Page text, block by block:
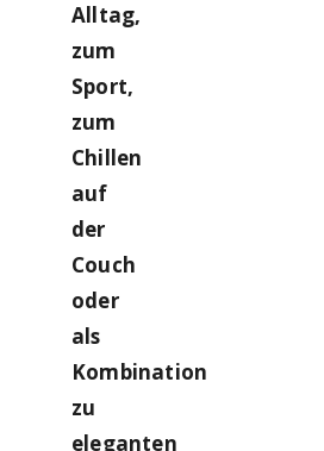
Alltag,
zum
Sport,
zum
Chillen
auf
der
Couch
oder
als
Kombination
zu
eleganten